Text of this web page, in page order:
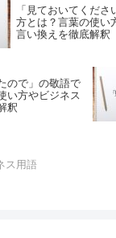
「見ておいてくだ
方とは？言葉の使い
言い換えを徹底解釈
ので」の敬語で
い方やビジネス
釈
ス用語